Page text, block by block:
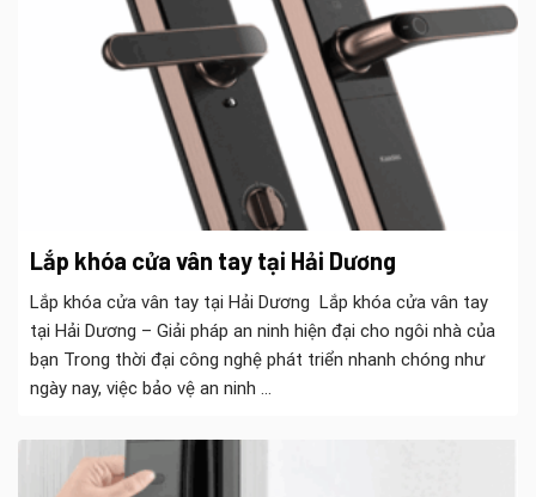
Lắp khóa cửa vân tay tại Hải Dương
Lắp khóa cửa vân tay tại Hải Dương Lắp khóa cửa vân tay
tại Hải Dương – Giải pháp an ninh hiện đại cho ngôi nhà của
bạn Trong thời đại công nghệ phát triển nhanh chóng như
ngày nay, việc bảo vệ an ninh ...